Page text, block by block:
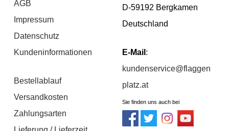
AGB
Impressum
Datenschutz
Kundeninformationen
Bestellablauf
Versandkosten
Zahlungsarten
D-59192 Bergkamen
Deutschland
E-Mail :
kundenservice@flaggen
platz.at
Sie finden uns auch bei